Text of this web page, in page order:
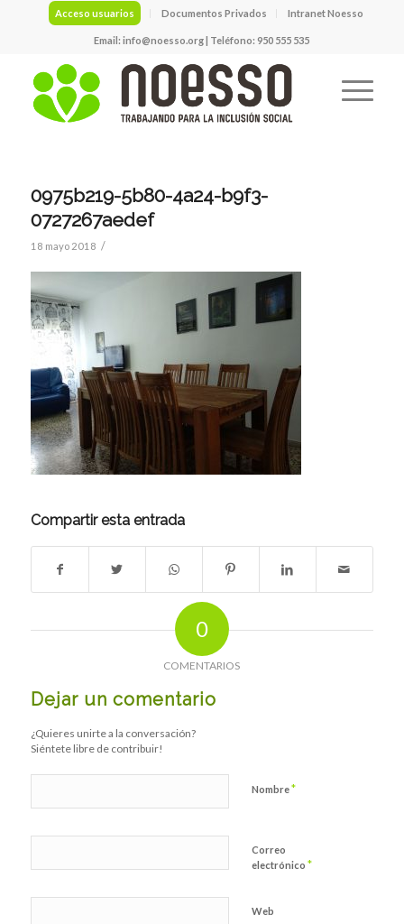
Acceso usuarios Documentos Privados Intranet Noesso
Email:info@noesso.org| Teléfono: 950 555 535
0975b219-5b80-4a24-b9f3-
0727267aedef
18 mayo 2018 /
Compartir esta entrada
0
COMENTARIOS
Dejar un comentario
¿Quieres unirte a la conversación?
Siéntete libre de contribuir!
Nombre*
Correo
electrónico *
Web